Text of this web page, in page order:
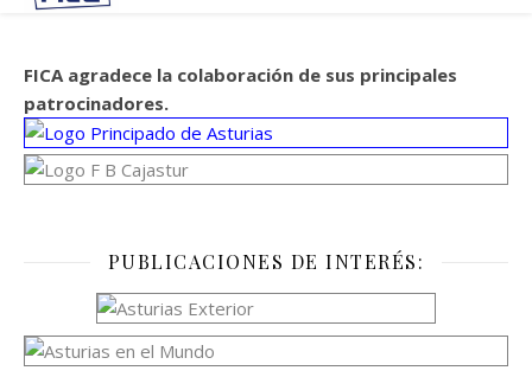
FICA agradece la colaboración de sus principales
patrocinadores.
PUBLICACIONES DE INTERÉS: